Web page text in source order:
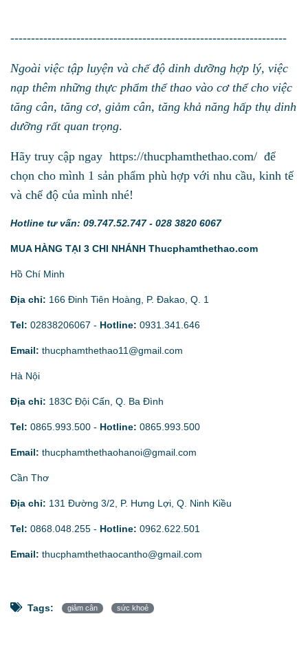
-------------------------------------------------------------------
Ngoài việc tập luyện và chế độ dinh dưỡng hợp lý, việc
nạp thêm những thực phẩm thể thao vào cơ thể cho việc
tăng cân, tăng cơ, giảm cân, tăng khả năng hấp thụ dinh
dưỡng rất quan trọng.
Hãy truy cập ngay https://thucphamthethao.com/ để
chọn cho mình 1 sản phẩm phù hợp với nhu cầu, kinh tế
và chế độ của mình nhé!
Hotline tư vấn: 09.747.52.747 - 028 3820 6067
MUA HÀNG TẠI 3 CHI NHÁNH Thucphamthethao.com
Hồ Chí Minh
Địa chỉ: 166 Đinh Tiên Hoàng, P. Đakao, Q. 1
Tel: 02838206067 - Hotline: 0931.341.646
Email: thucphamthethao11@gmail.com
Hà Nội
Địa chỉ: 183C Đội Cấn, Q. Ba Đình
Tel: 0865.993.500 - Hotline: 0865.993.500
Email: thucphamthethaohanoi@gmail.com
Cần Thơ
Địa chỉ: 131 Đường 3/2, P. Hưng Lợi, Q. Ninh Kiều
Tel: 0868.048.255 - Hotline: 0962.622.501
Email: thucphamthethaocantho@gmail.com
Tags: giảm cân sức khoẻ